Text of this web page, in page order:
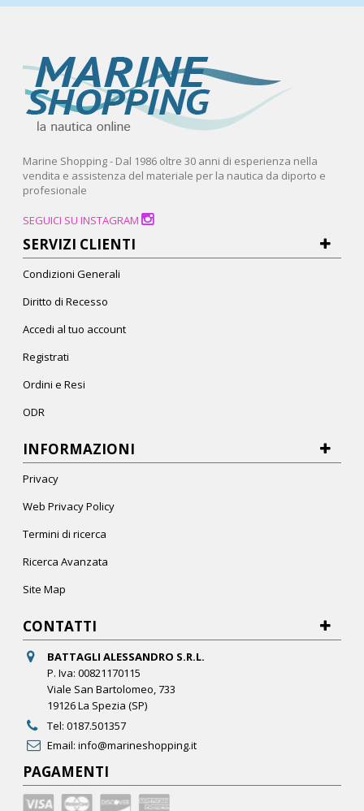
Marine Shopping - Dal 1986 oltre 30 anni di esperienza nella
vendita e assistenza del materiale per la nautica da diporto e
profesionale
SEGUICI SU INSTAGRAM
SERVIZI CLIENTI
Condizioni Generali
Diritto di Recesso
Accedi al tuo account
Registrati
Ordini e Resi
ODR
INFORMAZIONI
Privacy
Web Privacy Policy
Termini di ricerca
Ricerca Avanzata
Site Map
CONTATTI
BATTAGLI ALESSANDRO S.R.L.
P. Iva: 00821170115
Viale San Bartolomeo, 733
19126 La Spezia (SP)
Tel: 0187.501357
Email: info@marineshopping.it
PAGAMENTI